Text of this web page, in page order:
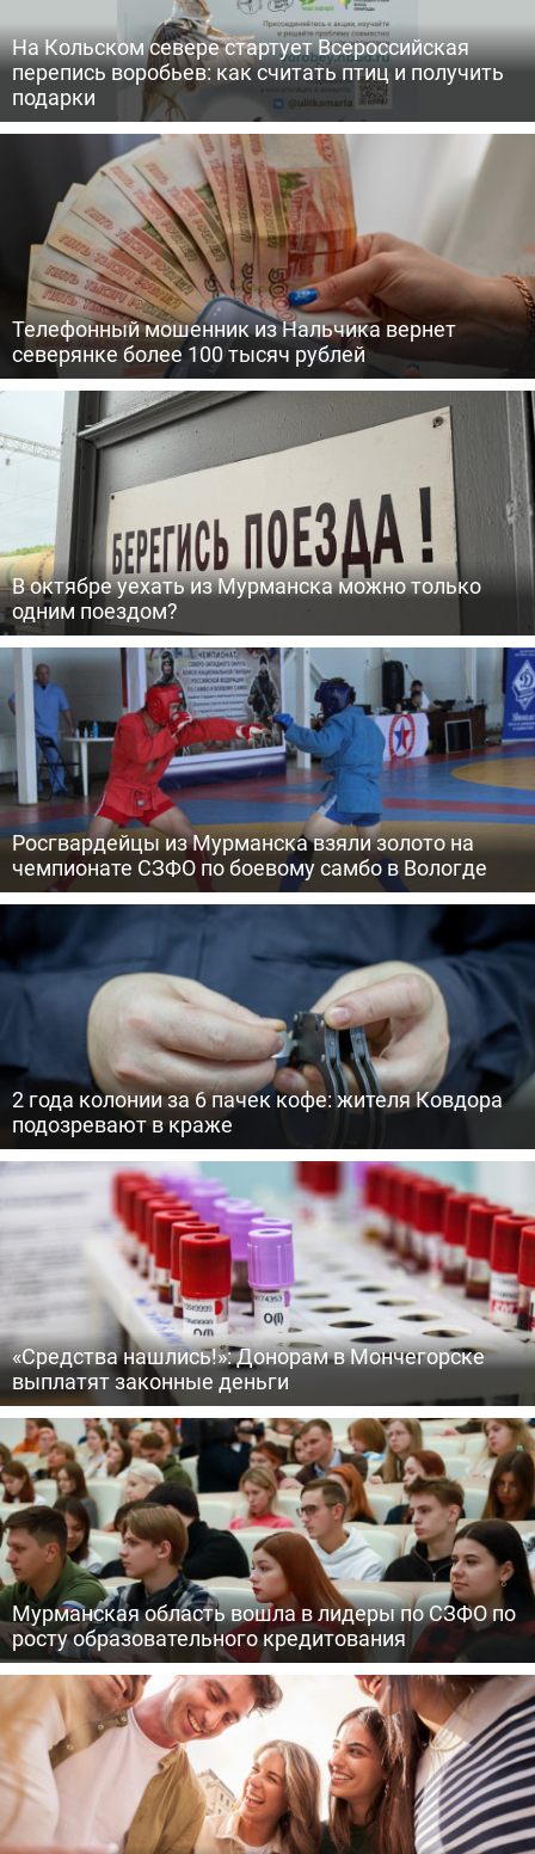
На Кольском севере стартует Всероссийская
перепись воробьев: как считать птиц и получить
подарки
Телефонный мошенник из Нальчика вернет
северянке более 100 тысяч рублей
В октябре уехать из Мурманска можно только
одним поездом?
Росгвардейцы из Мурманска взяли золото на
чемпионате СЗФО по боевому самбо в Вологде
2 года колонии за 6 пачек кофе: жителя Ковдора
подозревают в краже
«Средства нашлись!»: Донорам в Мончегорске
выплатят законные деньги
Мурманская область вошла в лидеры по СЗФО по
росту образовательного кредитования